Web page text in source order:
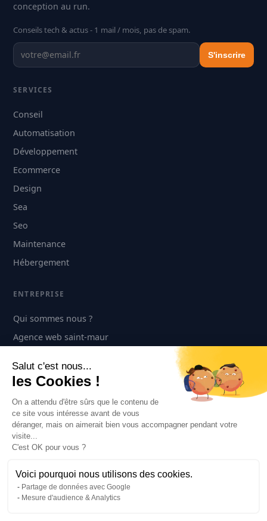
Salut c'est nous...
les Cookies !
On a attendu d'être sûrs que le contenu de
ce site vous intéresse avant de vous
déranger, mais on aimerait bien vous accompagner pendant votre
visite...
C'est OK pour vous ?
Voici pourquoi nous utilisons des cookies.
Partage de données avec Google
Mesure d'audience & Analytics
conception au run.
Conseils tech & actus - 1 mail / mois, pas de spam.
S'inscrire
SERVICES
Conseil
Automatisation
Développement
Ecommerce
Design
Sea
Seo
Maintenance
Hébergement
ENTREPRISE
Qui sommes nous ?
Agence web saint-maur
CONTACT
+33 1 42 83 27 21
30 rue de la Varenne
Saint-Maur-des-Fossés 94100